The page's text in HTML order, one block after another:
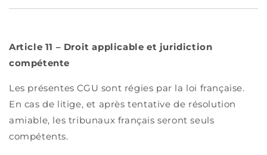
Article 11 – Droit applicable et juridiction
compétente
Les présentes CGU sont régies par la loi française.
En cas de litige, et après tentative de résolution
amiable, les tribunaux français seront seuls
compétents.